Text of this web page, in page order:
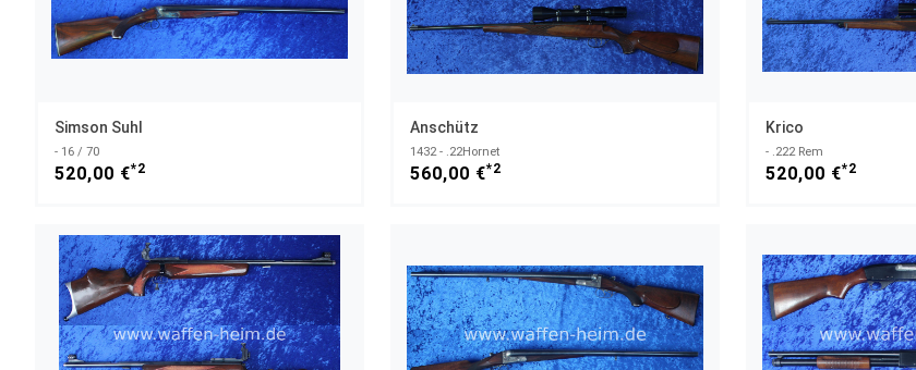
Simson Suhl
- 16 / 70
520,00 €*2
Anschütz
1432 - .22Hornet
560,00 €*2
Krico
- .222 Rem
520,00 €*2